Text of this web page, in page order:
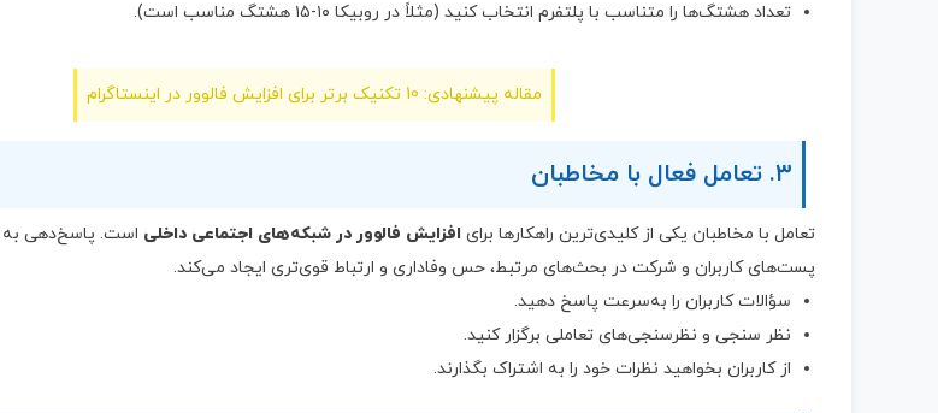
تعداد هشتگ‌ها را متناسب با پلتفرم انتخاب کنید (مثلاً در روبیکا ۱۰-۱۵ هشتگ مناسب است).
مقاله پیشنهادی: 10 تکنیک برتر برای افزایش فالوور در اینستاگرام
۳. تعامل فعال با مخاطبان
تعامل با مخاطبان یکی از کلیدی‌ترین راهکارها برای افزایش فالوور در شبکه‌های اجتماعی داخلی است. پاسخ‌دهی به
پست‌های کاربران و شرکت در بحث‌های مرتبط، حس وفاداری و ارتباط قوی‌تری ایجاد می‌کند.
سؤالات کاربران را به‌سرعت پاسخ دهید.
نظر سنجی و نظرسنجی‌های تعاملی برگزار کنید.
از کاربران بخواهید نظرات خود را به اشتراک بگذارند.